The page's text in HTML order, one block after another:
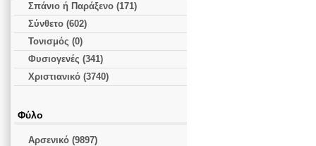
Σπάνιο ή Παράξενο (171)
Σύνθετο (602)
Τονισμός (0)
Φυσιογενές (341)
Χριστιανικό (3740)
Φύλο
Αρσενικό (9897)